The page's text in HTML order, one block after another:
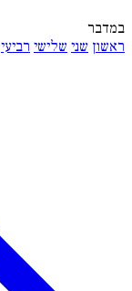
במדבר
ראשון שני שלישי רביעי